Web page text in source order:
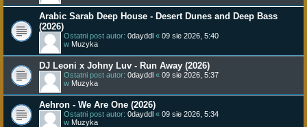
Arabic Sarab Deep House - Desert Dunes and Deep Bass
(2026)
Ostatni post autor: 0dayddl « 09 sie 2026, 5:40
w Muzyka
DJ Leoni x Johny Luv - Run Away (2026)
Ostatni post autor: 0dayddl « 09 sie 2026, 5:37
w Muzyka
Aehron - We Are One (2026)
Ostatni post autor: 0dayddl « 09 sie 2026, 5:34
w Muzyka